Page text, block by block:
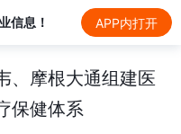
信息！ APP内打开
、摩根大通组建医
保健体系